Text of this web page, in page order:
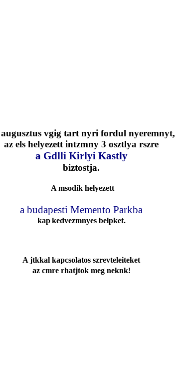
vgig tart nyri fordul nyeremnyt,
az els helyezett intzmny 3 osztlya rszre
a Gdlli Kirlyi Kastly
biztostja.
A msodik helyezett
a budapesti Memento Parkba
kap kedvezmnyes belpket.
A jtkkal kapcsolatos szrevteleiteket
az cmre rhatjtok meg neknk!